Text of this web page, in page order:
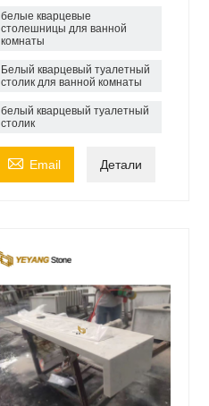
белые кварцевые
столешницы для ванной
комнаты
Белый кварцевый туалетный
столик для ванной комнаты
белый кварцевый туалетный
столик
 Email Детали